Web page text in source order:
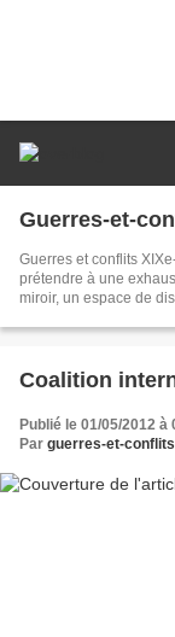
Guerres-et-
Guerres et conflits
prétendre à une
miroir, un espace de
possible de toutes les
militaire que nous vous
Coalition
Publié le 01/05/2012 à
Par guerres-et-conflits